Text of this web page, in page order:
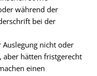
während der
bei der
nicht oder
aber hätten fristgerecht
einen